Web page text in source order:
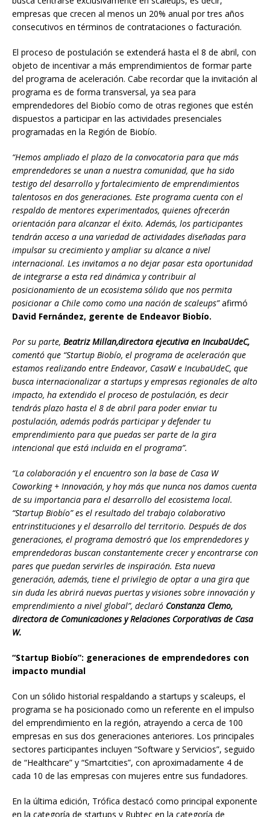
empresas que crecen al menos un 20% anual por tres años
consecutivos en términos de contrataciones o facturación.
El proceso de postulación se extenderá hasta el 8 de abril, con
objeto de incentivar a más emprendimientos de formar parte
del programa de aceleración. Cabe recordar que la invitación al
programa es de forma transversal, ya sea para
emprendedores del Biobío como de otras regiones que estén
dispuestos a participar en las actividades presenciales
programadas en la Región de Biobío.
“Hemos ampliado el plazo de la convocatoria para que más
emprendedores se unan a nuestra comunidad, que ha sido
testigo del desarrollo y fortalecimiento de emprendimientos
talentosos en dos generaciones. Este programa cuenta con el
respaldo de mentores experimentados, quienes ofrecerán
orientación para alcanzar el éxito. Además, los participantes
tendrán acceso a una variedad de actividades diseñadas para
impulsar su crecimiento y ampliar su alcance a nivel
internacional. Les invitamos a no dejar pasar esta oportunidad
de integrarse a esta red dinámica y contribuir al
posicionamiento de un ecosistema sólido que nos permita
posicionar a Chile como como una nación de scaleups”afirmó
David Fernández, gerente de Endeavor Biobío.
Por su parte, Beatriz Millan,directora ejecutiva en IncubaUdeC,
comentó que “Startup Biobío, el programa de aceleración que
estamos realizando entre Endeavor, CasaW e IncubaUdeC, que
busca internacionalizar a startups y empresas regionales de alto
impacto, ha extendido el proceso de postulación, es decir
tendrás plazo hasta el 8 de abril para poder enviar tu
postulación, además podrás participar y defender tu
emprendimiento para que puedas ser parte de la gira
intencional que está incluida en el programa”.
“La colaboración y el encuentro son la base de Casa W
Coworking + Innovación, y hoy más que nunca nos damos cuenta
de su importancia para el desarrollo del ecosistema local.
“Startup Biobío” es el resultado del trabajo colaborativo
entrinstituciones y el desarrollo del territorio. Después de dos
generaciones, el programa demostró que los emprendedores y
emprendedoras buscan constantemente crecer y encontrarse con
pares que puedan servirles de inspiración. Esta nueva
generación, además, tiene el privilegio de optar a una gira que
sin duda les abrirá nuevas puertas y visiones sobre innovación y
emprendimiento a nivel global”, declaró Constanza Clemo,
directora de Comunicaciones y Relaciones Corporativas de Casa
W.
“Startup Biobío”: generaciones de emprendedores con
impacto mundial
Con un sólido historial respaldando a startups y scaleups, el
programa se ha posicionado como un referente en el impulso
del emprendimiento en la región, atrayendo a cerca de 100
empresas en sus dos generaciones anteriores. Los principales
sectores participantes incluyen “Software y Servicios”, seguido
de “Healthcare” y “Smartcities”, con aproximadamente 4 de
cada 10 de las empresas con mujeres entre sus fundadores.
En la última edición, Trófica destacó como principal exponente
en la categoría de startups y Rubtec en la categoría de